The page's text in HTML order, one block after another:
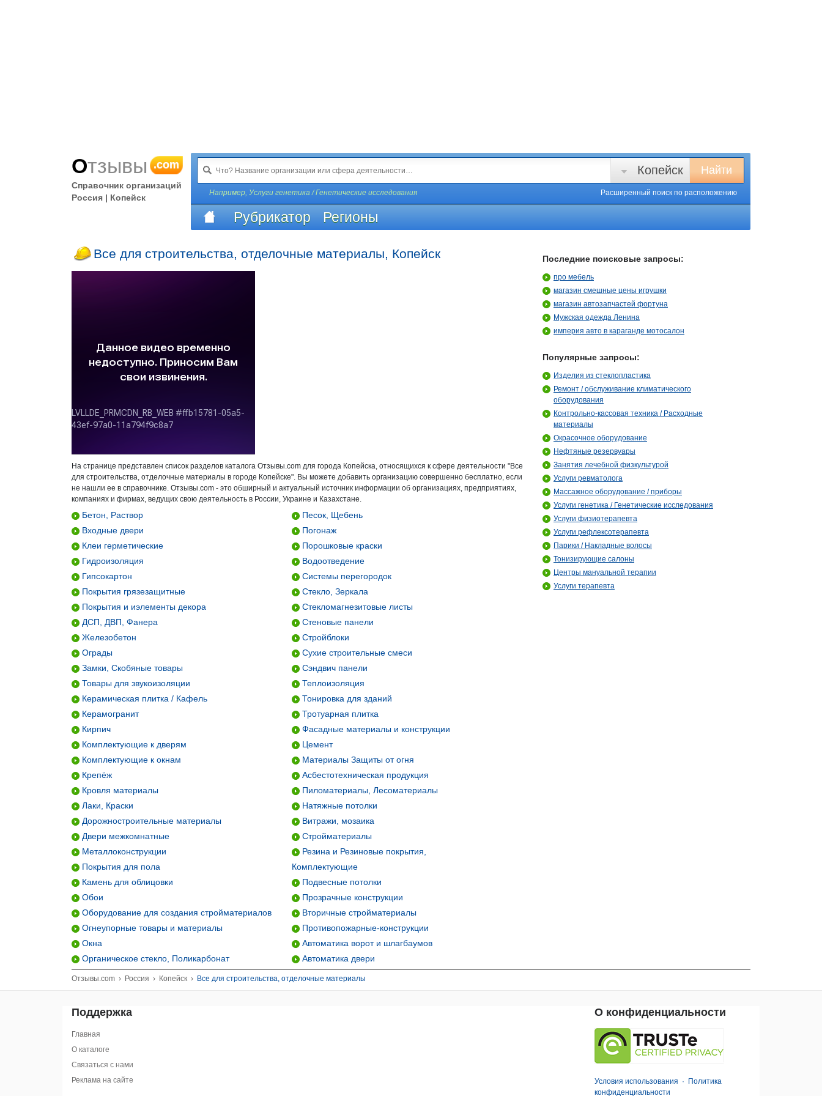
Отзывы .com
Справочник организаций
Россия | Копейск
Найти
Копейск
Например, Услуги генетика / Генетические исследования Расширенный поиск по расположению
Рубрикатор Регионы
Все для строительства, отделочные материалы, Копейск
На странице представлен список разделов каталога Отзывы.com для города Копейска, относящихся к сфере деятельности "Все
для строительства, отделочные материалы в городе Копейске". Вы можете добавить организацию совершенно бесплатно, если
не нашли ее в справочнике. Отзывы.com - это обширный и актуальный источник информации об организациях, предприятиях,
компаниях и фирмах, ведущих свою деятельность в России, Украине и Казахстане.
Бетон, Раствор
Входные двери
Клеи герметические
Гидроизоляция
Гипсокартон
Покрытия грязезащитные
Покрытия и иэлементы декора
ДСП, ДВП, Фанера
Железобетон
Ограды
Замки, Скобяные товары
Товары для звукоизоляции
Керамическая плитка / Кафель
Керамогранит
Кирпич
Комплектующие к дверям
Комплектующие к окнам
Крепёж
Кровля материалы
Лаки, Краски
Дорожностроительные материалы
Двери межкомнатные
Металлоконструкции
Покрытия для пола
Камень для облицовки
Обои
Оборудование для создания стройматериалов
Огнеупорные товары и материалы
Окна
Органическое стекло, Поликарбонат
Песок, Щебень
Погонаж
Порошковые краски
Водоотведение
Системы перегородок
Стекло, Зеркала
Стекломагнезитовые листы
Стеновые панели
Стройблоки
Сухие строительные смеси
Сэндвич панели
Теплоизоляция
Тонировка для зданий
Тротуарная плитка
Фасадные материалы и конструкции
Цемент
Материалы Защиты от огня
Асбестотехническая продукция
Пиломатериалы, Лесоматериалы
Натяжные потолки
Витражи, мозаика
Стройматериалы
Резина и Резиновые покрытия,
Комплектующие
Подвесные потолки
Прозрачные конструкции
Вторичные стройматериалы
Противопожарные-конструкции
Автоматика ворот и шлагбаумов
Автоматика двери
Последние поисковые запросы:
про мебель
магазин смешные цены игрушки
магазин автозапчастей фортуна
Мужская одежда Ленина
империя авто в караганде мотосалон
Популярные запросы:
Изделия из стеклопластика
Ремонт / обслуживание климатического
оборудования
Контрольно-кассовая техника / Расходные
материалы
Окрасочное оборудование
Нефтяные резервуары
Занятия лечебной физкультурой
Услуги ревматолога
Массажное оборудование / приборы
Услуги генетика / Генетические исследования
Услуги физиотерапевта
Услуги рефлексотерапевта
Парики / Накладные волосы
Тонизирующие салоны
Центры мануальной терапии
Услуги терапевта
Отзывы.com › Россия › Копейск › Все для строительства, отделочные материалы
Поддержка
Главная
О каталоге
Связаться с нами
Реклама на сайте
О конфиденциальности
Условия использования ·
Политика
конфиденциальности